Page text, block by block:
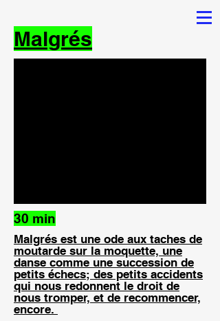
Malgrés
30 min
Malgrés est une ode aux taches de
moutarde sur la moquette, une
danse comme une succession de
petits échecs; des petits accidents
qui nous redonnent le droit de
nous tromper, et de recommencer,
encore.